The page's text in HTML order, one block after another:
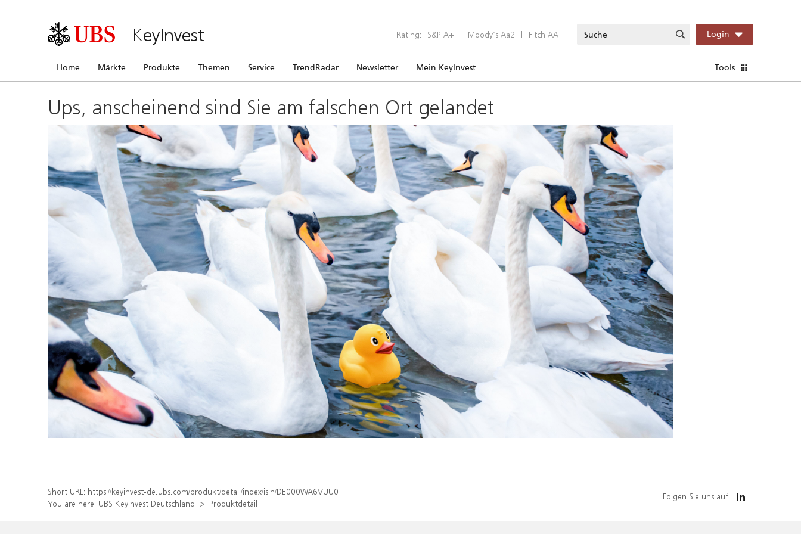
KeyInvest Rating: S&P A+ | Moody’s Aa2 | Fitch AA Login
Home Märkte Produkte Themen Service TrendRadar Newsletter Mein KeyInvest Tools
Ups, anscheinend sind Sie am falschen Ort gelandet
Short URL: https://keyinvest-de.ubs.com/produkt/detail/index/isin/DE000WA6VUU0
You are here: UBS KeyInvest Deutschland Produktdetail
Folgen Sie uns auf